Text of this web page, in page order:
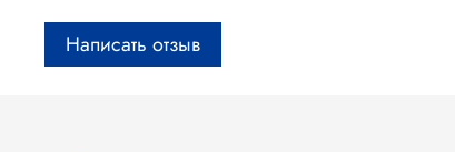
Написать отзыв